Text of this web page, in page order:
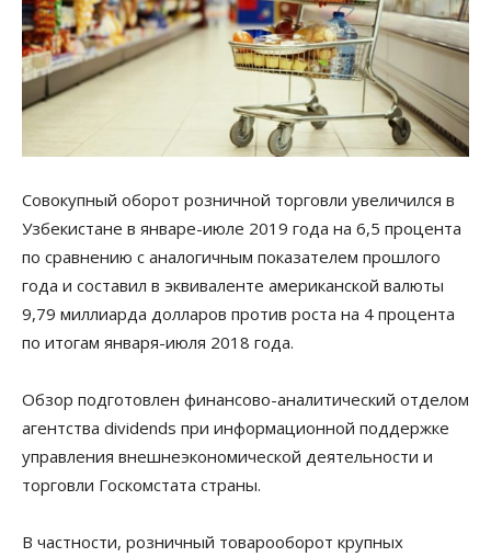
Совокупный оборот розничной торговли увеличился в
Узбекистане в январе-июле 2019 года на 6,5 процента
по сравнению с аналогичным показателем прошлого
года и составил в эквиваленте американской валюты
9,79 миллиарда долларов против роста на 4 процента
по итогам января-июля 2018 года.
Обзор подготовлен финансово-аналитический отделом
агентства dividends при информационной поддержке
управления внешнеэкономической деятельности и
торговли Госкомстата страны.
В частности, розничный товарооборот крупных